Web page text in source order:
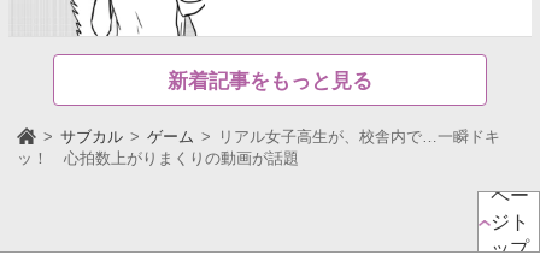
新着記事をもっと見る
サブカル ゲーム
リアル女子高生が、校舎内で…一瞬ドキ
ッ！ 心拍数上がりまくりの動画が話題
ペー
ジト
ップ